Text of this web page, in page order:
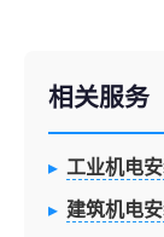
相关服务
▸ 工业机电
▸ 建筑机电